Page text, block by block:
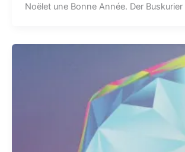
Noëlet une Bonne Année. Der Buskurier